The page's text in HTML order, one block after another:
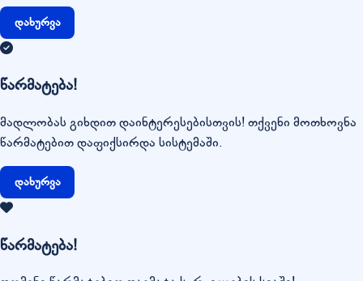
დახურვა
წარმატება!
მადლობას გიხდით დაინტერესებისთვის! თქვენი მოთხოვნა
წარმატებით დაფიქსირდა სისტემაში.
დახურვა
წარმატება!